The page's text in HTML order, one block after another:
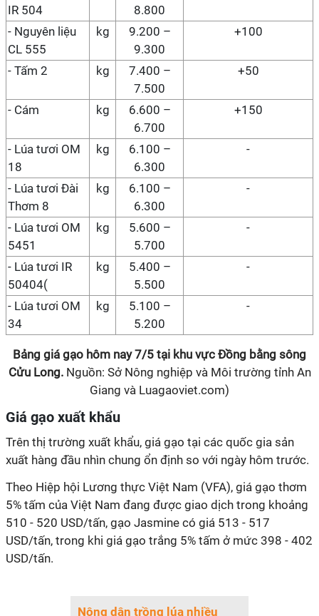
IR 504
8.800
- Nguyên liệu
CL 555
kg
9.200 –
9.300
+100
- Tấm 2 kg
7.400 –
7.500
+50
- Cám kg
6.600 –
6.700
+150
- Lúa tươi OM
18
kg
6.100 –
6.300
-
- Lúa tươi Đài
Thơm 8
kg
6.100 –
6.300
-
- Lúa tươi OM
5451
kg
5.600 –
5.700
-
- Lúa tươi IR
50404(
kg
5.400 –
5.500
-
- Lúa tươi OM
34
kg
5.100 –
5.200
-
Bảng giá gạo hôm nay7/5 tại khu vực Đồng bằng sông
Cửu Long. Nguồn: Sở Nông nghiệp và Môi trường tỉnh An
Giang và Luagaoviet.com)
Giá gạo xuất khẩu
Trên thị trường xuất khẩu, giá gạo tại các quốc gia sản
xuất hàng đầu nhìn chung ổn định so với ngày hôm trước.
Theo Hiệp hội Lương thực Việt Nam (VFA), giá gạo thơm
5% tấm của Việt Nam đang được giao dịch trong khoảng
510 - 520 USD/tấn, gạo Jasmine có giá 513 - 517
USD/tấn, trong khi giá gạo trắng 5% tấm ở mức 398 - 402
USD/tấn.
Nông dân trồng lúa nhiều